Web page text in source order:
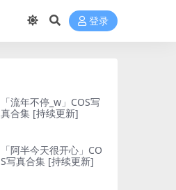
登录
「流年不停_w」COS写
真合集 [持续更新]
「阿半今天很开心」CO
S写真合集 [持续更新]